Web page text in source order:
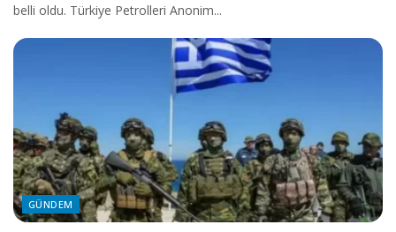
belli oldu. Türkiye Petrolleri Anonim...
GÜNDEM